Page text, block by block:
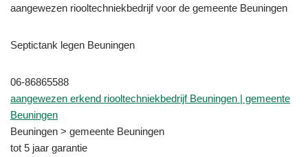
aangewezen riooltechniekbedrijf voor de gemeente Beuningen
Septictank legen Beuningen
06-86865588
aangewezen erkend riooltechniekbedrijf Beuningen | gemeente
Beuningen
Beuningen > gemeente Beuningen
tot 5 jaar garantie